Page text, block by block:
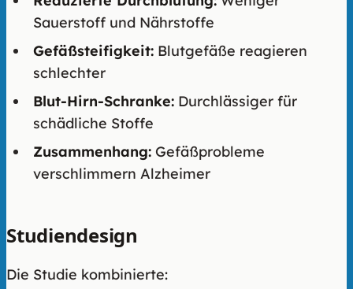
Sauerstoff und Nährstoffe
Gefäßsteifigkeit: Blutgefäße reagieren
schlechter
Blut-Hirn-Schranke: Durchlässiger für
schädliche Stoffe
Zusammenhang: Gefäßprobleme
verschlimmern Alzheimer
Studiendesign
Die Studie kombinierte: